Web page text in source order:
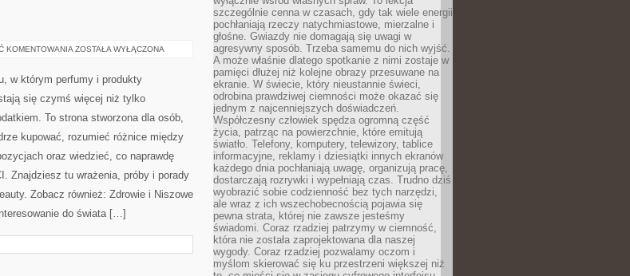
KOMENTOWANIA PIELĘGNACJA
ZOSTAŁA WYŁĄCZONA
w którym perfumy i produkty
się czymś więcej niż tylko
To strona stworzona dla osób,
kupować, rozumieć różnice między
oraz wiedzieć, co naprawdę
Znajdziesz tu wrażenia, próby i porady
Zobacz również: Zdrowie i Niszowe
do świata […]
szczególnie cenna w czasach, gdy tak wiele energii
pochłaniają rzeczy natychmiastowe, mierzalne i
głośne. Gwiazdy nie domagają się uwagi w
agresywny sposób. Trzeba samemu do nich wyjść.
A może właśnie dlatego spotkanie z nimi zostaje w
pamięci dłużej niż kolejne obrazy przesuwane na
ekranie. W świecie, który nieustannie świeci,
odrobina prawdziwej ciemności może okazać się
jednym z najcenniejszych doświadczeń.
Współczesny człowiek spędza ogromną część
życia, patrząc na powierzchnie, które emitują
światło. Telefony, komputery, telewizory, tablice
informacyjne, reklamy i dziesiątki innych ekranów
każdego dnia pochłaniają uwagę, organizują pracę,
dostarczają rozrywki i wypełniają czas. Trudno dziś
wyobrazić sobie codzienność bez tych narzędzi,
ale wraz z ich wszechobecnością pojawia się
pewna strata, której nie zawsze jesteśmy
świadomi. Coraz rzadziej patrzymy w ciemność,
która nie została zaprojektowana dla naszej
wygody. Coraz rzadziej pozwalamy oczom i
myślom skierować się ku przestrzeni większej niż